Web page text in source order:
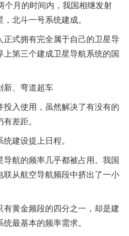
个月的时间内，我国相继发射
北斗一号系统建成。
正式拥有完全属于自己的卫星导
第三个建成卫星导航系统的国
新、弯道超车
投入使用，虽然解决了有没有的
差距。
建设提上日程。
导航的频率几乎都被占用。我国
联从航空导航频段中挤出了一小
有黄金频段的四分之一，却是建
最基本的频率需求。